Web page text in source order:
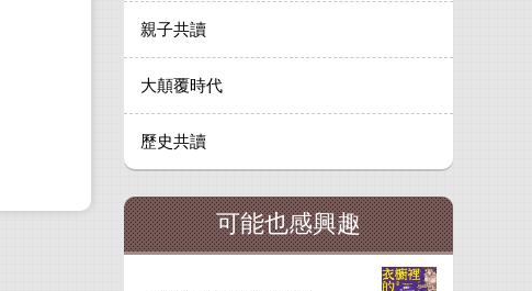
親子共讀
大顛覆時代
歷史共讀
可能也感興趣